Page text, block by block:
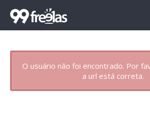
O usuário não foi encontrado. Por
a url está correta.